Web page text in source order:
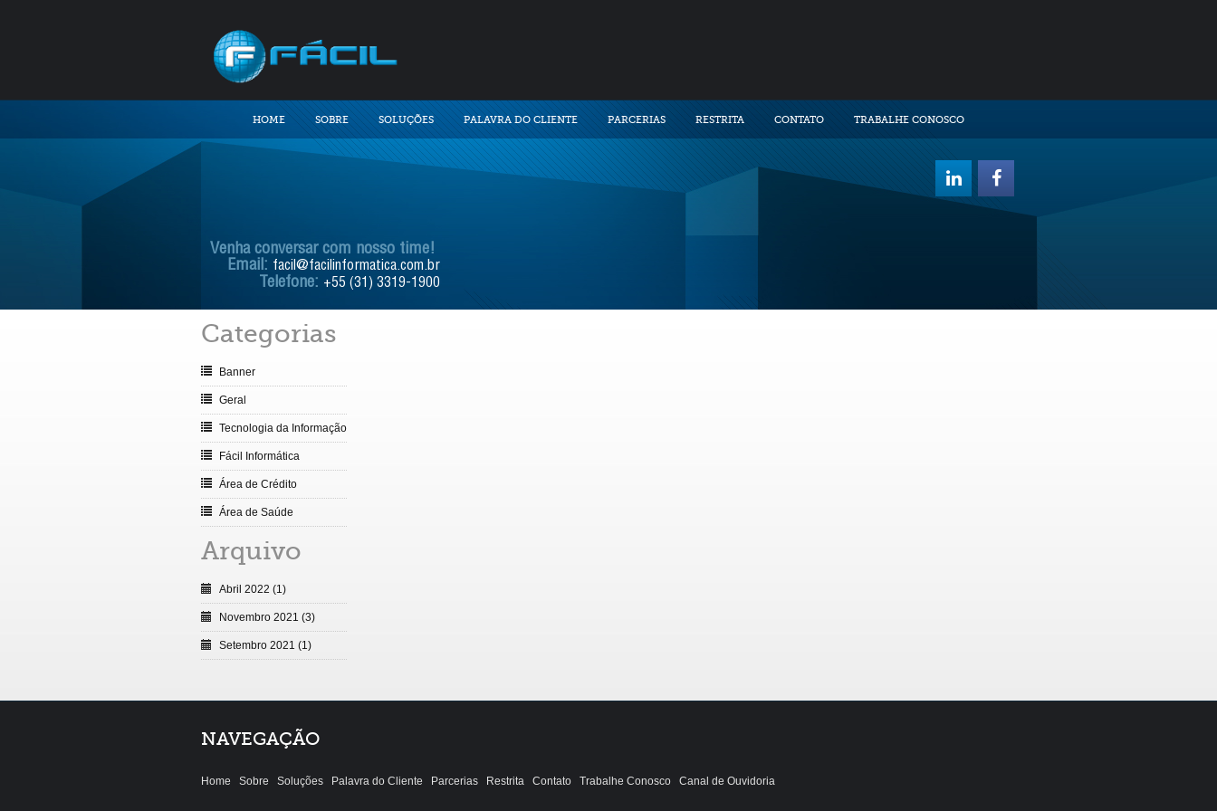
HOME SOBRE SOLUÇÕES PALAVRA DO CLIENTE PARCERIAS RESTRITA CONTATO TRABALHE CONOSCO
Venha conversar com nosso time!
Email: facil@facilinformatica.com.br
Telefone: +55 (31) 3319-1900
Categorias
Banner
Geral
Tecnologia da Informação
Fácil Informática
Área de Crédito
Área de Saúde
Arquivo
Abril 2022 (1)
Novembro 2021 (3)
Setembro 2021 (1)
NAVEGAÇÃO
Home Sobre Soluções Palavra do Cliente Parcerias Restrita Contato Trabalhe Conosco Canal de Ouvidoria